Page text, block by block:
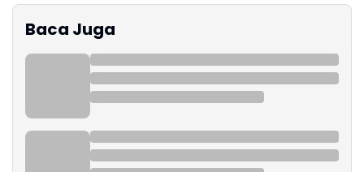
Baca Juga